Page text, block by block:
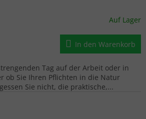
Auf Lager
In den Warenkorb
Tag auf der Arbeit oder in
ob Sie Ihren Pflichten in die Natur
Sie nicht, die praktische,...